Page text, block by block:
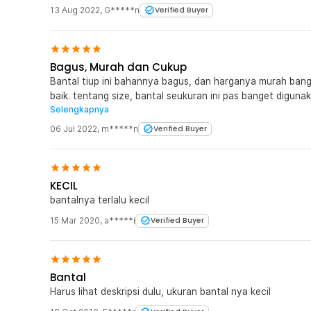
13 Aug 2022, G*****n Verified Buyer
Bagus, Murah dan Cukup
Bantal tiup ini bahannya bagus, dan harganya murah
baik. tentang size, bantal seukuran ini pas banget
dibawa, dan sangat membantu saat tidur dengan alas
Selengkapnya
06 Jul 2022, m*****n Verified Buyer
KECIL
bantalnya terlalu kecil
15 Mar 2020, a*****i Verified Buyer
Bantal
Harus lihat deskripsi dulu, ukuran bantal nya kecil